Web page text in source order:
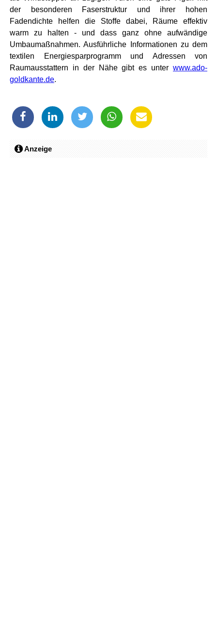
der besonderen Faserstruktur und ihrer hohen
Fadendichte helfen die Stoffe dabei, Räume effektiv
warm zu halten - und dass ganz ohne aufwändige
Umbaumaßnahmen. Ausführliche Informationen zu dem
textilen Energiesparprogramm und Adressen von
Raumausstattern in der Nähe gibt es unter www.ado-
goldkante.de.
Anzeige